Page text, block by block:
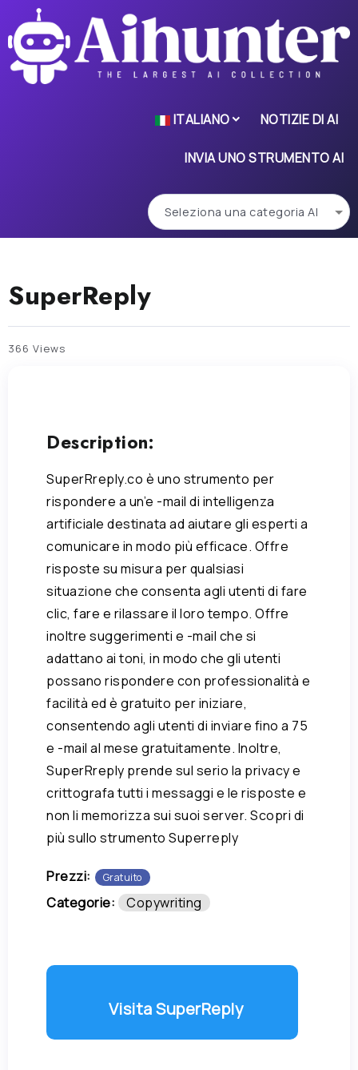
ITALIANO NOTIZIE DI AI
INVIA UNO STRUMENTO AI
SuperReply
366 Views
Description:
SuperRreply.co è uno strumento per
rispondere a un’e -mail di intelligenza
artificiale destinata ad aiutare gli esperti a
comunicare in modo più efficace. Offre
risposte su misura per qualsiasi
situazione che consenta agli utenti di fare
clic, fare e rilassare il loro tempo. Offre
inoltre suggerimenti e -mail che si
adattano ai toni, in modo che gli utenti
possano rispondere con professionalità e
facilità ed è gratuito per iniziare,
consentendo agli utenti di inviare fino a 75
e -mail al mese gratuitamente. Inoltre,
SuperRreply prende sul serio la privacy e
crittografa tutti i messaggi e le risposte e
non li memorizza sui suoi server. Scopri di
più sullo strumento Superreply
Prezzi: Gratuito
Categorie: Copywriting
Visita SuperReply